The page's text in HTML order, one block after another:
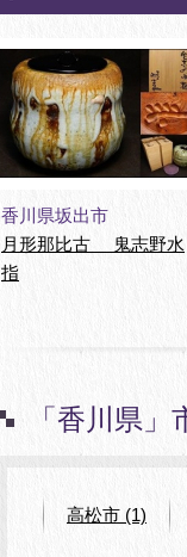
香川県坂出市
月形那比古 鬼志野水
指
「香川県
高松市 (1)